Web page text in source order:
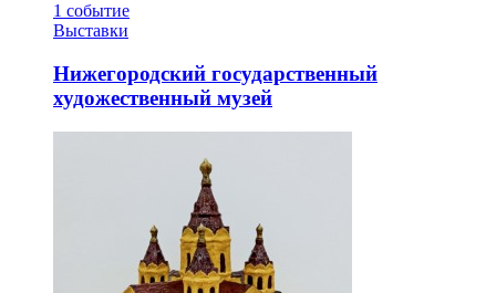
1 событие
Выставки
Нижегородский государственный
художественный музей